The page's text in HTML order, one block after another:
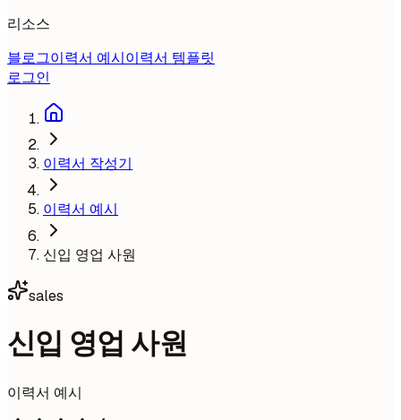
리소스
블로그이력서 예시이력서 템플릿
로그인
이력서 작성기
이력서 예시
신입 영업 사원
sales
신입 영업 사원
이력서 예시